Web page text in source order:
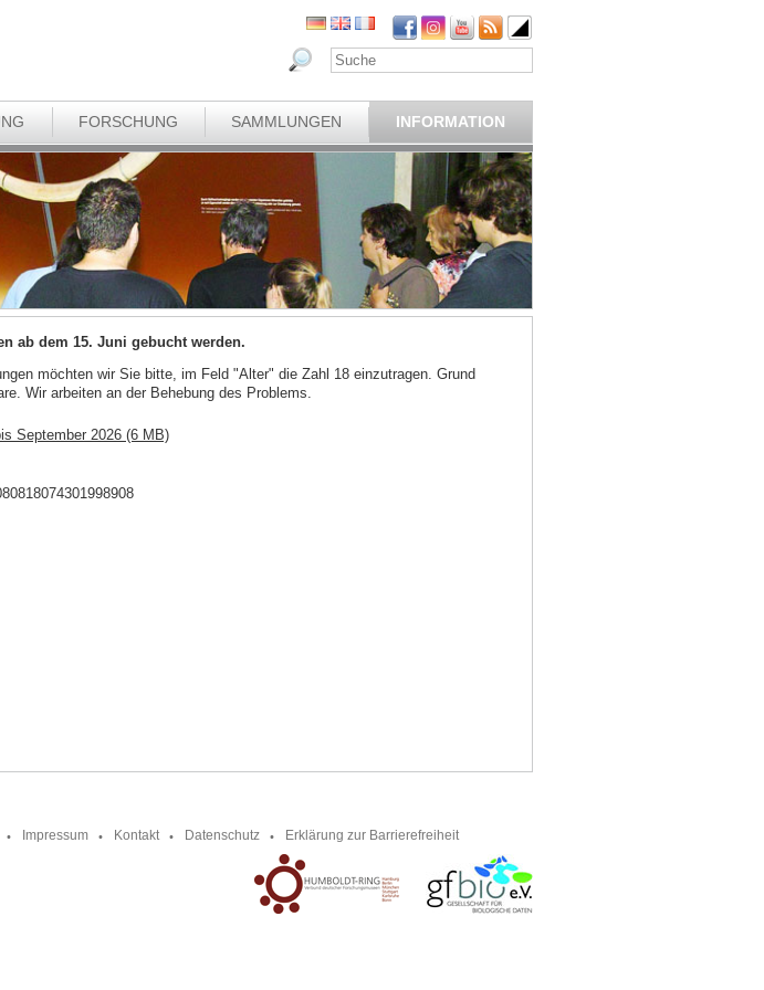
FORSCHUNG SAMMLUNGEN INFORMATION
ab dem 15. Juni gebucht werden.
möchten wir Sie bitte, im Feld "Alter" die Zahl 18 einzutragen. Grund
Wir arbeiten an der Behebung des Problems.
September 2026 (6 MB)
Impressum Kontakt Datenschutz Erklärung zur Barrierefreiheit